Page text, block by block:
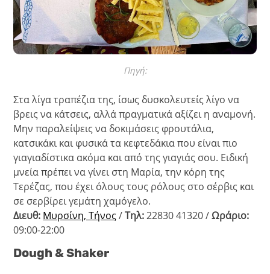
Πηγή:
Στα λίγα τραπέζια της, ίσως δυσκολευτείς λίγο να
βρεις να κάτσεις, αλλά πραγματικά αξίζει η αναμονή.
Μην παραλείψεις να δοκιμάσεις φρουτάλια,
κατσικάκι και φυσικά τα κεφτεδάκια που είναι πιο
γιαγιαδίστικα ακόμα και από της γιαγιάς σου. Ειδική
μνεία πρέπει να γίνει στη Μαρία, την κόρη της
Τερέζας, που έχει όλους τους ρόλους στο σέρβις και
σε σερβίρει γεμάτη χαμόγελο.
Διευθ: Μυρσίνη, Τήνος/Τηλ:22830 41320 /Ωράριο:
09:00-22:00
Dough & Shaker